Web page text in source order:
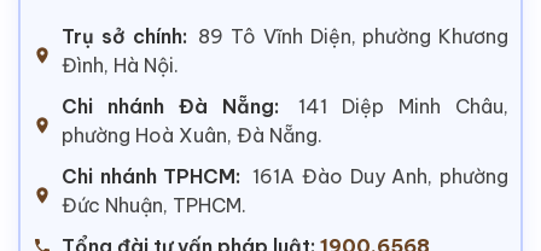
Trụ sở chính: 89 Tô Vĩnh Diện, phường Khương
Đình, Hà Nội.
Chi nhánh Đà Nẵng:
141 Diệp Minh Châu,
phường Hoà Xuân, Đà Nẵng.
Chi nhánh TPHCM: 161A Đào Duy Anh, phường
Đức Nhuận, TPHCM.
Tổng đài tư vấn pháp luật: 1900.6568